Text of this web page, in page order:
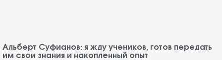
Альберт Суфианов: я жду учеников, готов передать
им свои знания и накопленный опыт